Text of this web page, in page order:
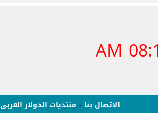
الاتصال بنا - منتديات الدولار العربى